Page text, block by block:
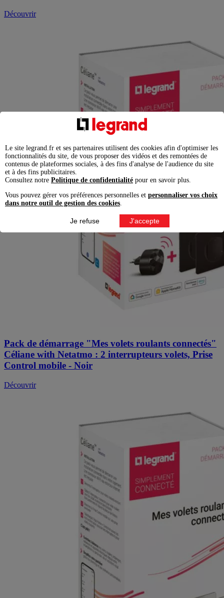
Découvrir
Pack de démarrage "Mes volets roulants connectés"
Céliane with Netatmo : 2 interrupteurs volets, Prise
Control mobile - Noir
Découvrir
Le site legrand.fr et ses partenaires utilisent des cookies afin d'optimiser les
fonctionnalités du site, de vous proposer des vidéos et des remontées de
contenus de plateformes sociales, à des fins d'analyse de l'audience du site
et à des fins publicitaires.
Consultez notre Politique de confidentialité pour en savoir plus.
Vous pouvez gérer vos préférences personnelles et personnaliser vos choix
dans notre outil de gestion des cookies
Je refuse J'accepte